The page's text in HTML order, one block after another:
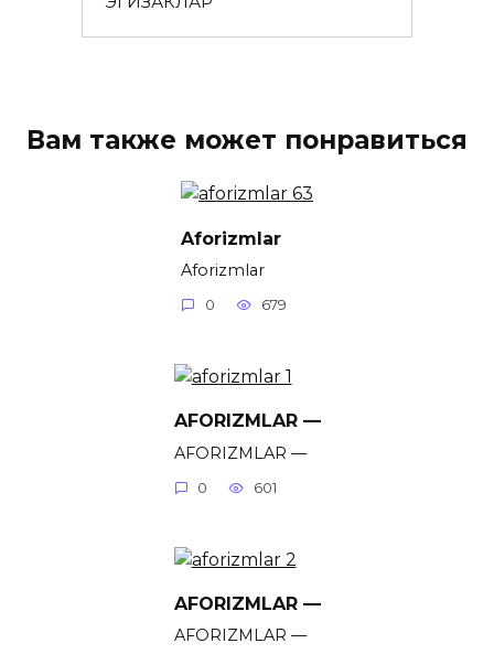
Вам также может понравиться
Aforizmlar
Aforizmlar
0 679
AFORIZMLAR —
AFORIZMLAR —
0 601
AFORIZMLAR —
AFORIZMLAR —